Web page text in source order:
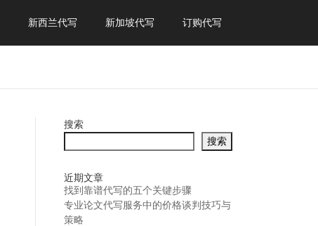
新西兰代写 新加坡代写 订购代写
搜索
搜索
近期文章
找到靠谱代写的五个关键步骤
专业论文代写服务中的价格谈判技巧与
策略